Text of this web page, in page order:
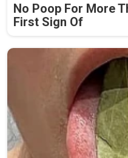
No Poop For More
First Sign Of